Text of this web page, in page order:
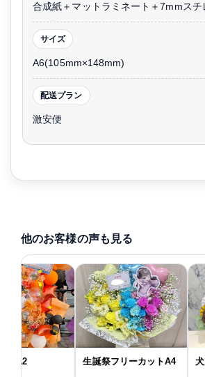
合成紙＋マットラミネート＋7mmスチ
サイズ
A6(105mm×148mm)
配送プラン
激安便
他のお客様の声も見る
生誕祭フリーカットA4 犬モ